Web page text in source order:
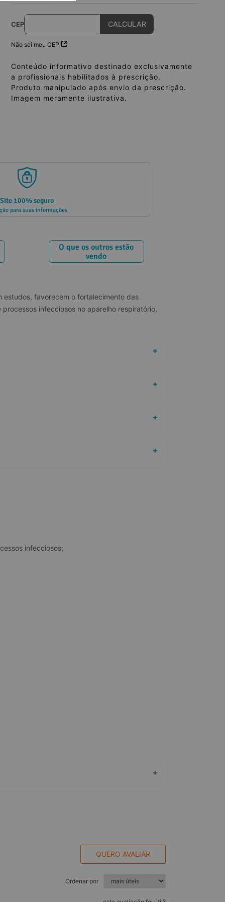
CEP
Não sei meu CEP
Conteúdo informativo destinado exclusivamente
a profissionais habilitados à prescrição.
Produto manipulado após envio da prescrição.
Imagem meramente ilustrativa.
Site 100% seguro
para suas informações
O que os outros estão
vendo
estudos, favorecem o fortalecimento das
infecciosos no aparelho respiratório,
+
+
+
+
infecciosos;
+
QUERO AVALIAR
Ordenar por